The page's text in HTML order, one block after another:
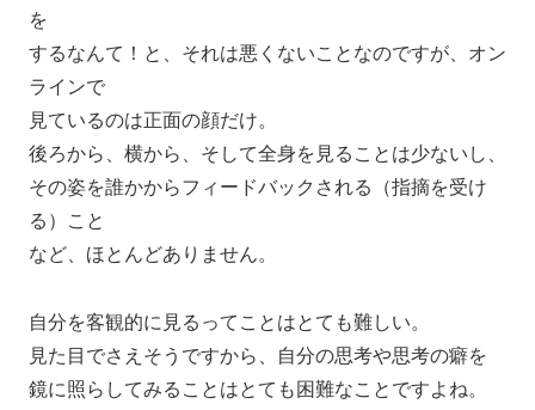
を
するなんて！と、それは悪くないことなのですが、オン
ラインで
見ているのは正面の顔だけ。
後ろから、横から、そして全身を見ることは少ないし、
その姿を誰かからフィードバックされる（指摘を受け
る）こと
など、ほとんどありません。
自分を客観的に見るってことはとても難しい。
見た目でさえそうですから、自分の思考や思考の癖を
鏡に照らしてみることはとても困難なことですよね。